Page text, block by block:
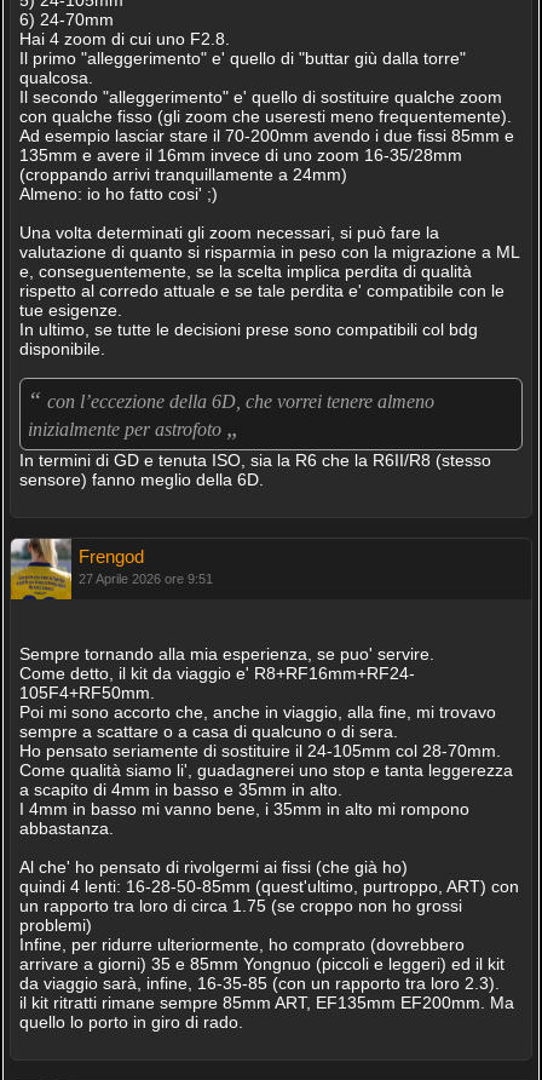
6) 24-70mm
Hai 4 zoom di cui uno F2.8.
Il primo "alleggerimento" e' quello di "buttar giù dalla torre"
qualcosa.
Il secondo "alleggerimento" e' quello di sostituire qualche zoom
con qualche fisso (gli zoom che useresti meno frequentemente).
Ad esempio lasciar stare il 70-200mm avendo i due fissi 85mm e
135mm e avere il 16mm invece di uno zoom 16-35/28mm
(croppando arrivi tranquillamente a 24mm)
Almeno: io ho fatto cosi' ;)
Una volta determinati gli zoom necessari, si può fare la
valutazione di quanto si risparmia in peso con la migrazione a ML
e, conseguentemente, se la scelta implica perdita di qualità
rispetto al corredo attuale e se tale perdita e' compatibile con le
tue esigenze.
In ultimo, se tutte le decisioni prese sono compatibili col bdg
disponibile.
“ con l’eccezione della 6D, che vorrei tenere almeno
inizialmente per astrofoto „
In termini di GD e tenuta ISO, sia la R6 che la R6II/R8 (stesso
sensore) fanno meglio della 6D.
Frengod
27 Aprile 2026 ore 9:51
Sempre tornando alla mia esperienza, se puo' servire.
Come detto, il kit da viaggio e' R8+RF16mm+RF24-
105F4+RF50mm.
Poi mi sono accorto che, anche in viaggio, alla fine, mi trovavo
sempre a scattare o a casa di qualcuno o di sera.
Ho pensato seriamente di sostituire il 24-105mm col 28-70mm.
Come qualità siamo li', guadagnerei uno stop e tanta leggerezza
a scapito di 4mm in basso e 35mm in alto.
I 4mm in basso mi vanno bene, i 35mm in alto mi rompono
abbastanza.
Al che' ho pensato di rivolgermi ai fissi (che già ho)
quindi 4 lenti: 16-28-50-85mm (quest'ultimo, purtroppo, ART) con
un rapporto tra loro di circa 1.75 (se croppo non ho grossi
problemi)
Infine, per ridurre ulteriormente, ho comprato (dovrebbero
arrivare a giorni) 35 e 85mm Yongnuo (piccoli e leggeri) ed il kit
da viaggio sarà, infine, 16-35-85 (con un rapporto tra loro 2.3).
il kit ritratti rimane sempre 85mm ART, EF135mm EF200mm. Ma
quello lo porto in giro di rado.